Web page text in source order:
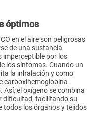
óptimos
en el aire son peligrosas
de una sustancia
imperceptible por los
los síntomas. Cuando un
la inhalación y como
carboxihemoglobina
el oxígeno se combina
dificultad, facilitando su
todos los órganos y tejidos